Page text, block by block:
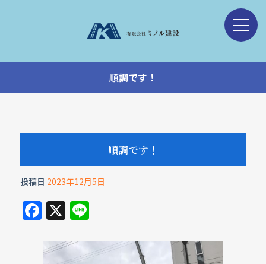
順調です！
順調です！
投稿日 2023年12月5日
F
a
c
X Li
e